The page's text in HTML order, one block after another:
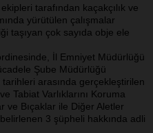
tarafından kaçakçılık ve
yürütülen çalışmalar
taşıyan çok sayıda obje ele
İl Emniyet Müdürlüğü
Şube Müdürlüğü
arasında gerçekleştirilen
Tabiat Varlıklarını Koruma
ve Bıçaklar ile Diğer Aletler
3 şüpheli hakkında adli